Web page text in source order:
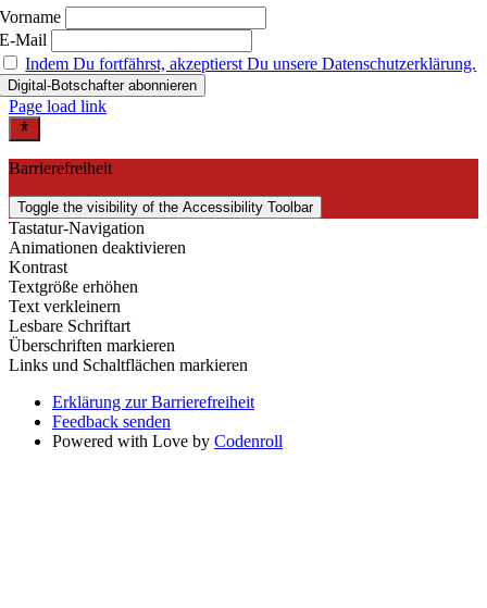
Vorname
E-Mail
Indem Du fortfährst, akzeptierst Du unsere Datenschutzerklärung.
Page load link
Barrierefreiheit
Toggle the visibility of the Accessibility Toolbar
Tastatur-Navigation
Animationen deaktivieren
Kontrast
Textgröße erhöhen
Text verkleinern
Lesbare Schriftart
Überschriften markieren
Links und Schaltflächen markieren
Erklärung zur Barrierefreiheit
Feedback senden
Powered with Love by Codenroll